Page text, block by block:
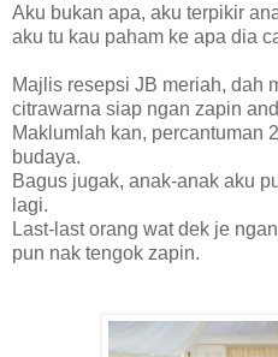
Aku bukan apa, aku terpikir
aku tu kau paham ke apa dia
Majlis resepsi JB meriah, dah
citrawarna siap ngan zapin
Maklumlah kan, percantuman
budaya.
Bagus jugak, anak-anak aku
lagi.
Last-last orang wat dek je
pun nak tengok zapin.